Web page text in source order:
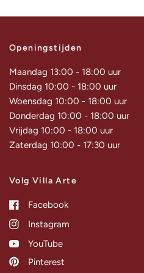
Openingstijden
Maandag 13:00 - 18:00 uur
Dinsdag 10:00 - 18:00 uur
Woensdag 10:00 - 18:00 uur
Donderdag 10:00 - 18:00 uur
Vrijdag 10:00 - 18:00 uur
Zaterdag 10:00 - 17:30 uur
Volg Villa Arte
Facebook
Instagram
YouTube
Pinterest